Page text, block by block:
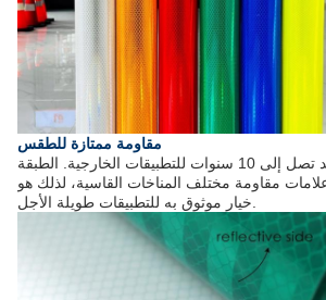
مقاومة ممتازة للطقس
حياة أداء طويلة الأمد تصل إلى 10 سنوات للتطبيقات الخارجية. الطبقة
علامات مقاومة مختلف المناخات القاسية، لذلك هو